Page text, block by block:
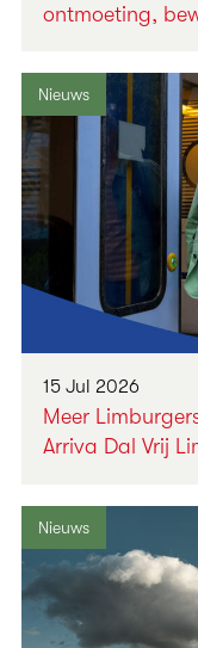
ontmoeting,
Nieuws
15 Jul 2026
Meer
Arriva Dal Vrij
Nieuws